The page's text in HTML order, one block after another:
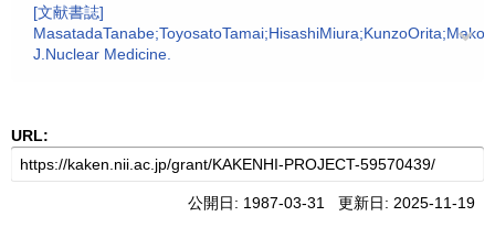
[文献書誌]
J.Nuclear Medicine.
URL:
公開日: 1987-03-31 更新日: 2025-11-19